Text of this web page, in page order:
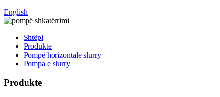
English
Shtëpi
Produkte
Pompë horizontale slurry
Pompa e slurry
Produkte